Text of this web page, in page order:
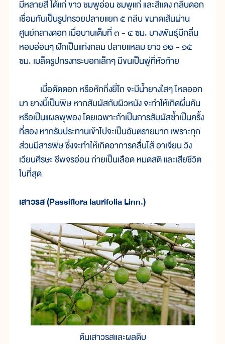
มีหลายสี ได้แก่ ขาว ชมพูอ่อน ชมพูแก่ และสีแดง กลีบดอก
เชื่อมกันเป็นรูปกรวยปลายแยก ๕ กลีบ ขนาดเส้นผ่าน
ศูนย์กลางดอก เมื่อบานเต็มที่ ๓ - ๔ ซม. บางพันธุ์มีกลิ่น
หอมอ่อนๆ ฝักเป็นแท่งกลม ปลายแหลม ยาว ๑๒ - ๑๕
ซม. เมล็ดรูปทรงกระบอกเล็กๆ มีขนเป็นพู่ที่หัวท้าย
เมื่อตัดดอก หรือหักกิ่งยี่โถ จะมีน้ำยางใสๆ ไหลออก
มา ยางนี้เป็นพิษ หากสัมผัสกับผิวหนัง จะทำให้เกิดผื่นคัน
หรือเป็นแผลพุพอง โดยเฉพาะถ้าเป็นการสัมผัสซ้ำเป็นครั้ง
ที่สอง หากรับประทานเข้าไปจะเป็นอันตรายมาก เพราะทุก
ส่วนมีสารพิษ ซึ่งจะทำให้เกิดอาการคลื่นไส้ อาเจียน วิง
เวียนศีรษะ ชีพจรอ่อน ถ่ายเป็นเลือด หมดสติ และเสียชีวิต
ในที่สุด
เสาวรส (Passiflora laurifolia Linn.)
ต้นเสาวรสและผลดิบ